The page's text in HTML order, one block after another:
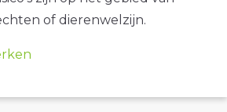
of dierenwelzijn.